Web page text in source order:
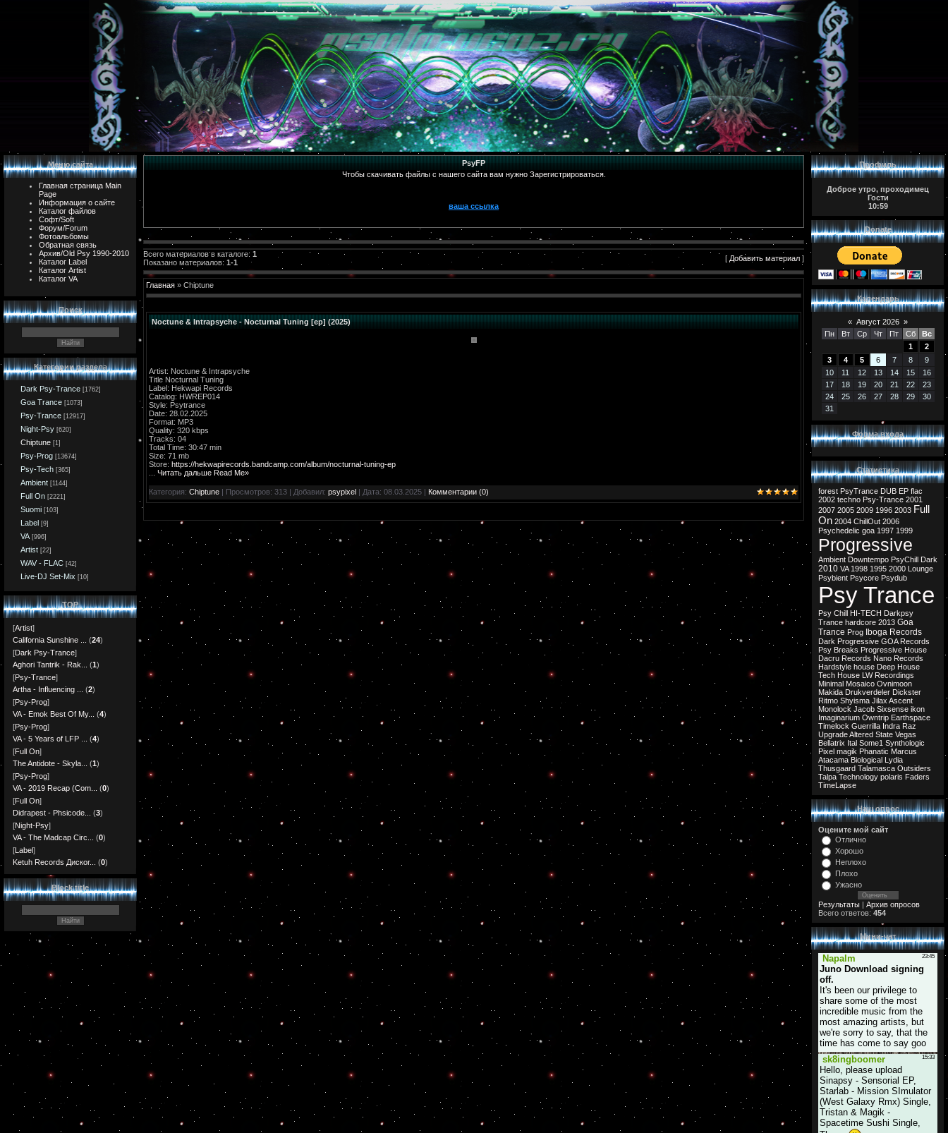
Меню сайта
Главная страница Main
Page
Информация о сайте
Каталог файлов
Софт/Soft
Форум/Forum
Фотоальбомы
Обратная связь
Архив/Old Psy 1990-2010
Каталог Label
Каталог Artist
Каталог VA
Поиск
Категории раздела
Dark Psy-Trance [1762]
Goa Trance [1073]
Psy-Trance [12917]
Night-Psy [620]
Chiptune [1]
Psy-Prog [13674]
Psy-Tech [365]
Ambient [1144]
Full On [2221]
Suomi [103]
Label [9]
VA [996]
Artist [22]
WAV - FLAC [42]
Live-DJ Set-Mix [10]
TOP
[Artist]
California Sunshine ...
(24)
[Dark Psy-Trance]
Aghori Tantrik - Rak...
(1)
[Psy-Trance]
Artha - Influencing ...
(2)
[Psy-Prog]
VA - Emok Best Of My...
(4)
[Psy-Prog]
VA - 5 Years of LFP ...
(4)
[Full On]
The Antidote - Skyla...
(1)
[Psy-Prog]
VA - 2019 Recap (Com...
(0)
[Full On]
Didrapest - Phsicode...
(3)
[Night-Psy]
VA - The Madcap Circ...
(0)
[Label]
Ketuh Records Диског...
(0)
Block title
PsyFP
Чтобы скачивать файлы с нашего сайта вам нужно Зарегистрироваться.
ваша ссылка
Всего материалов в каталоге: 1
Показано материалов: 1-1 [ Добавить материал ]
Главная » Chiptune
Noctune & Intrapsyche - Nocturnal Tuning [ep] (2025)
Artist: Noctune & Intrapsyche
Title Nocturnal Tuning
Label: Hekwapi Records
Catalog: HWREP014
Style: Psytrance
Date: 28.02.2025
Format: MP3
Quality: 320 kbps
Tracks: 04
Total Time: 30:47 min
Size: 71 mb
Store: https://hekwapirecords.bandcamp.com/album/nocturnal-tuning-ep
Читать дальше Read Me»
Категория: Chiptune | Просмотров: 313 | Добавил: psypixel | Дата: 08.03.2025 Комментарии (0)
Профиль
Доброе утро, проходимец
Гости
10:59
Donate
Календарь
« Август 2026 »
Пн
Вт Ср Чт Пт Сб
Вс
1
2
3
4 5 6 7 8
9
10
11 12 13 14 15
16
17
18 19 20 21 22
23
24
25 26 27 28 29
30
31
Форма входа
Статистика
forest PsyTrance DUB EP flac
2002 techno Psy-Trance 2001
2007 2005 2009 1996 2003 Full
On 2004 ChillOut 2006
Psychedelic goa 1997 1999
Progressive
Ambient Downtempo PsyChill Dark
2010 VA 1998 1995 2000 Lounge
Psybient Psycore Psydub
Psy Trance
Psy Chill HI-TECH Darkpsy
Trance hardcore 2013 Goa
Trance Prog Iboga Records
Dark Progressive GOA Records
Psy Breaks Progressive House
Dacru Records Nano Records
Hardstyle house Deep House
Tech House LW Recordings
Minimal Mosaico Ovnimoon
Makida Drukverdeler Dickster
Ritmo Shyisma Jilax Ascent
Monolock Jacob Sixsense ikon
Imaginarium Owntrip Earthspace
Timelock Guerrilla Indra Raz
UpgradeAltered State Vegas
Bellatrix Ital Some1 Synthologic
Pixel magik Phanatic Marcus
Atacama Biological Lydia
Thusgaard Talamasca Outsiders
Talpa Technology polaris Faders
TimeLapse
Наш опрос
Оцените мой сайт
Отлично
Хорошо
Неплохо
Плохо
Ужасно
Результаты | Архив опросов
Всего ответов: 454
Мини-чат